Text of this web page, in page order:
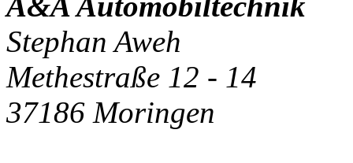
Stephan Aweh
Methestraße 12 - 14
37186 Moringen